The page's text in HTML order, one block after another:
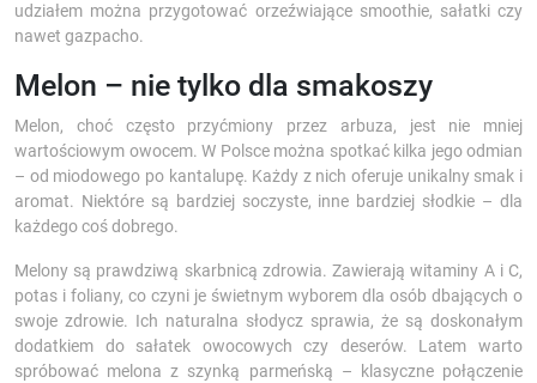
udziałem można przygotować orzeźwiające smoothie, sałatki czy
nawet gazpacho.
Melon – nie tylko dla smakoszy
Melon, choć często przyćmiony przez arbuza, jest nie mniej
wartościowym owocem. W Polsce można spotkać kilka jego odmian
– od miodowego po kantalupę. Każdy z nich oferuje unikalny smak i
aromat. Niektóre są bardziej soczyste, inne bardziej słodkie – dla
każdego coś dobrego.
Melony są prawdziwą skarbnicą zdrowia. Zawierają witaminy A i C,
potas i foliany, co czyni je świetnym wyborem dla osób dbających o
swoje zdrowie. Ich naturalna słodycz sprawia, że są doskonałym
dodatkiem do sałatek owocowych czy deserów. Latem warto
spróbować melona z szynką parmeńską – klasyczne połączenie